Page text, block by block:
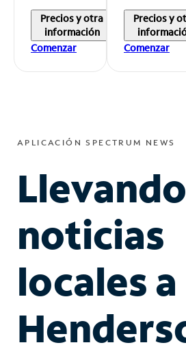
Precios y otra
información
Comenzar
Precios y
Comenzar
APLICACIÓN SPECTRUM NEWS
Llevando
noticias
locales a